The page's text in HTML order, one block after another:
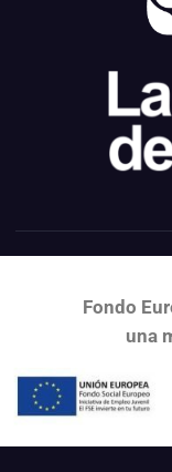
Fondo
una